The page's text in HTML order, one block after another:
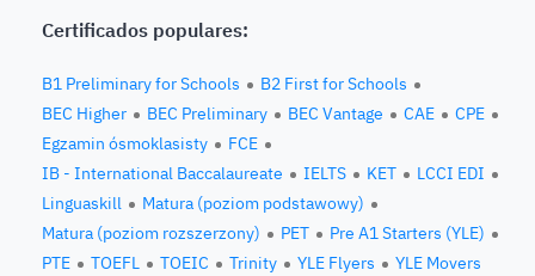
Certificados populares:
B1 Preliminary for Schools
B2 First for Schools
BEC Higher
BEC Preliminary BEC Vantage CAE
CPE
Egzamin ósmoklasisty
FCE
IB - International Baccalaureate
IELTS KET
LCCI EDI
Linguaskill
Matura (poziom podstawowy)
Matura (poziom rozszerzony)
PET
Pre A1 Starters (YLE)
PTE
TOEFL TOEIC Trinity YLE Flyers YLE Movers